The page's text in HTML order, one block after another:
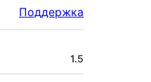
Поддержка
1.5